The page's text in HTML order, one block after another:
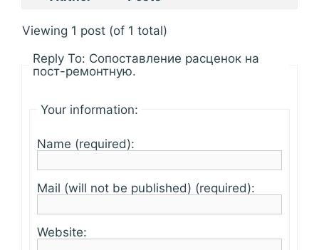
Viewing 1 post (of 1 total)
Reply To: Сопоставление расценок на
пост-ремонтную.
Your information:
Name (required):
Mail (will not be published) (required):
Website: